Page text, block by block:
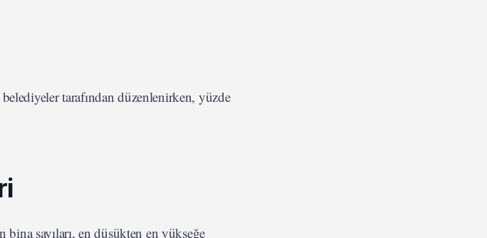
tarafından düzenlenirken, yüzde
sayıları, en düşükten en yükseğe